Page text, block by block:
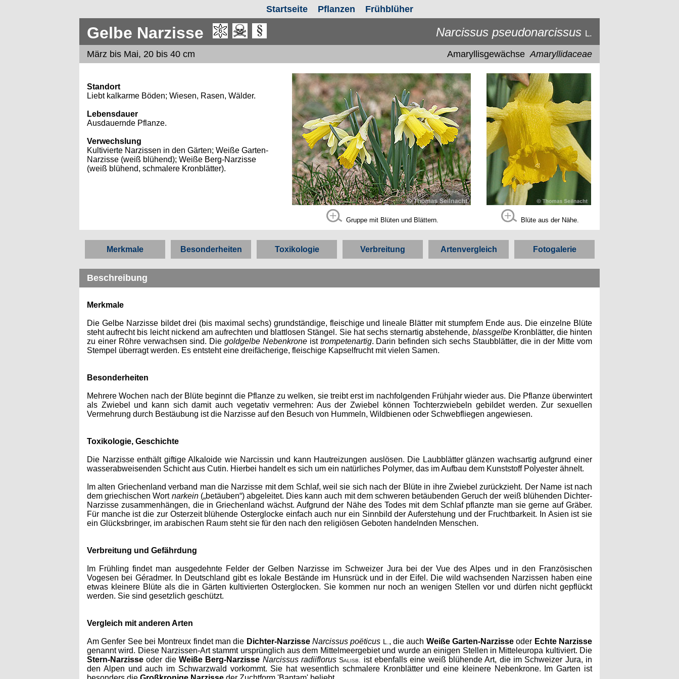
Startseite Pflanzen Frühblüher
Gelbe Narzisse Narcissus pseudonarcissus L.
März bis Mai, 20 bis 40 cm AmaryllisgewächseAmaryllidaceae
Standort
Liebt kalkarme Böden; Wiesen, Rasen, Wälder.
Lebensdauer
Ausdauernde Pflanze.
Verwechslung
Kultivierte Narzissen in den Gärten; Weiße Garten-
Narzisse (weiß blühend); Weiße Berg-Narzisse
(weiß blühend, schmalere Kronblätter).
Gruppe mit Blüten und Blättern. Blüte aus der Nähe.
Merkmale Besonderheiten Toxikologie Verbreitung Artenvergleich Fotogalerie
Beschreibung
Merkmale
Die Gelbe Narzisse bildet drei (bis maximal sechs) grundständige, fleischige und lineale Blätter mit stumpfem Ende aus. Die einzelne Blüte
steht aufrecht bis leicht nickend am aufrechten und blattlosen Stängel. Sie hat sechs sternartig abstehende, blassgelbeKronblätter, die hinten
zu einer Röhre verwachsen sind. Die goldgelbe Nebenkroneist trompetenartig. Darin befinden sich sechs Staubblätter, die in der Mitte vom
Stempel überragt werden. Es entsteht eine dreifächerige, fleischige Kapselfrucht mit vielen Samen.
Besonderheiten
Mehrere Wochen nach der Blüte beginnt die Pflanze zu welken, sie treibt erst im nachfolgenden Frühjahr wieder aus. Die Pflanze überwintert
als Zwiebel und kann sich damit auch vegetativ vermehren: Aus der Zwiebel können Tochterzwiebeln gebildet werden. Zur sexuellen
Vermehrung durch Bestäubung ist die Narzisse auf den Besuch von Hummeln, Wildbienen oder Schwebfliegen angewiesen.
Toxikologie, Geschichte
Die Narzisse enthält giftige Alkaloide wie Narcissin und kann Hautreizungen auslösen. Die Laubblätter glänzen wachsartig aufgrund einer
wasserabweisenden Schicht aus Cutin. Hierbei handelt es sich um ein natürliches Polymer, das im Aufbau dem Kunststoff Polyester ähnelt.
Im alten Griechenland verband man die Narzisse mit dem Schlaf, weil sie sich nach der Blüte in ihre Zwiebel zurückzieht. Der Name ist nach
dem griechischen Wort narkein(„betäuben“) abgeleitet. Dies kann auch mit dem schweren betäubenden Geruch der weiß blühenden Dichter-
Narzisse zusammenhängen, die in Griechenland wächst. Aufgrund der Nähe des Todes mit dem Schlaf pflanzte man sie gerne auf Gräber.
Für manche ist die zur Osterzeit blühende Osterglocke einfach auch nur ein Sinnbild der Auferstehung und der Fruchtbarkeit. In Asien ist sie
ein Glücksbringer, im arabischen Raum steht sie für den nach den religiösen Geboten handelnden Menschen.
Verbreitung und Gefährdung
Im Frühling findet man ausgedehnte Felder der Gelben Narzisse im Schweizer Jura bei der Vue des Alpes und in den Französischen
Vogesen bei Géradmer. In Deutschland gibt es lokale Bestände im Hunsrück und in der Eifel. Die wild wachsenden Narzissen haben eine
etwas kleinere Blüte als die in Gärten kultivierten Osterglocken. Sie kommen nur noch an wenigen Stellen vor und dürfen nicht gepflückt
werden. Sie sind gesetzlich geschützt.
Vergleich mit anderen Arten
Am Genfer See bei Montreux findet man die Dichter-NarzisseNarcissus poëticus L. , die auch Weiße Garten-Narzisse oder Echte Narzisse
genannt wird. Diese Narzissen-Art stammt ursprünglich aus dem Mittelmeergebiet und wurde an einigen Stellen in Mitteleuropa kultiviert. Die
Stern-Narzisse oder die Weiße Berg-Narzisse Narcissus radiiflorus Salisb.
ist ebenfalls eine weiß blühende Art, die im Schweizer Jura, in
den Alpen und auch im Schwarzwald vorkommt. Sie hat wesentlich schmalere Kronblätter und eine kleinere Nebenkrone. Im Garten ist